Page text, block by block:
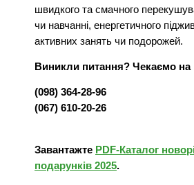
швидкого та смачного
чи навчанні, енергетичного
активних занять чи подорожей.
Виникли питання? Чекаємо на
(098) 364-28-96
(067) 610-20-26
Завантажте PDF-Каталог
подарунків 2025.